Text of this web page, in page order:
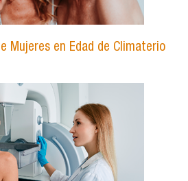
Mujeres en Edad de Climaterio